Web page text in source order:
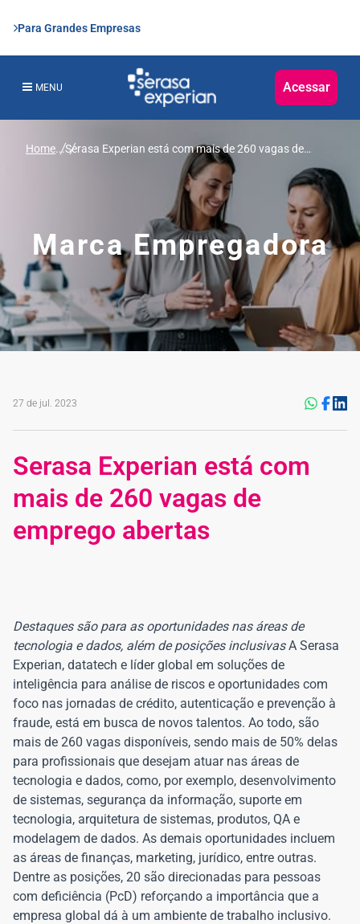
Para Grandes Empresas
MENU Acessar
Home...Serasa Experian está com mais de 260 vagas de
Marca Empregadora
27 de jul. 2023
Serasa Experian está com
mais de 260 vagas de
emprego abertas
Destaques são para as oportunidades nas áreas de
tecnologia e dados, além de posições inclusivasA Serasa
Experian, datatech e líder global em soluções de
inteligência para análise de riscos e oportunidades com
foco nas jornadas de crédito, autenticação e prevenção à
fraude, está em busca de novos talentos. Ao todo, são
mais de 260 vagas disponíveis, sendo mais de 50% delas
para profissionais que desejam atuar nas áreas de
tecnologia e dados, como, por exemplo, desenvolvimento
de sistemas, segurança da informação, suporte em
tecnologia, arquitetura de sistemas, produtos, QA e
modelagem de dados. As demais oportunidades incluem
as áreas de finanças, marketing, jurídico, entre outras.
Dentre as posições, 20 são direcionadas para pessoas
com deficiência (PcD) reforçando a importância que a
empresa global dá à um ambiente de trabalho inclusivo.